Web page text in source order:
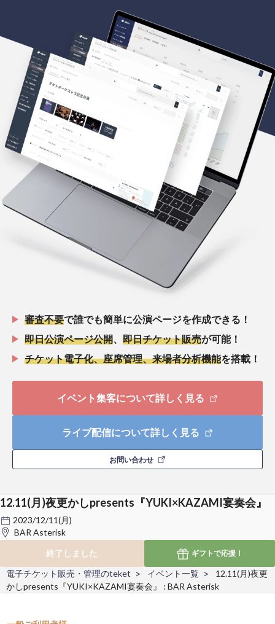
審査不要で誰でも簡単に公演ページを作成できる！
即日公演ページ公開
即日チケット販売が可能！
チケット電子化、座席管理、来場者分析機能を搭載！
イベント集客について詳しく見る
ライブ配信について詳しく見る
お問い合わせ
12.11(月)夜更かしpresents『YUKI×KAZAMI宴奏会』
2023/12/11(月)
BAR Asterisk
終了しました
ギフトで応援！
電子チケット販売・管理のteket イベント一覧
12.11(月)夜更
かしpresents『YUKI×KAZAMI宴奏会』 : BAR Asterisk